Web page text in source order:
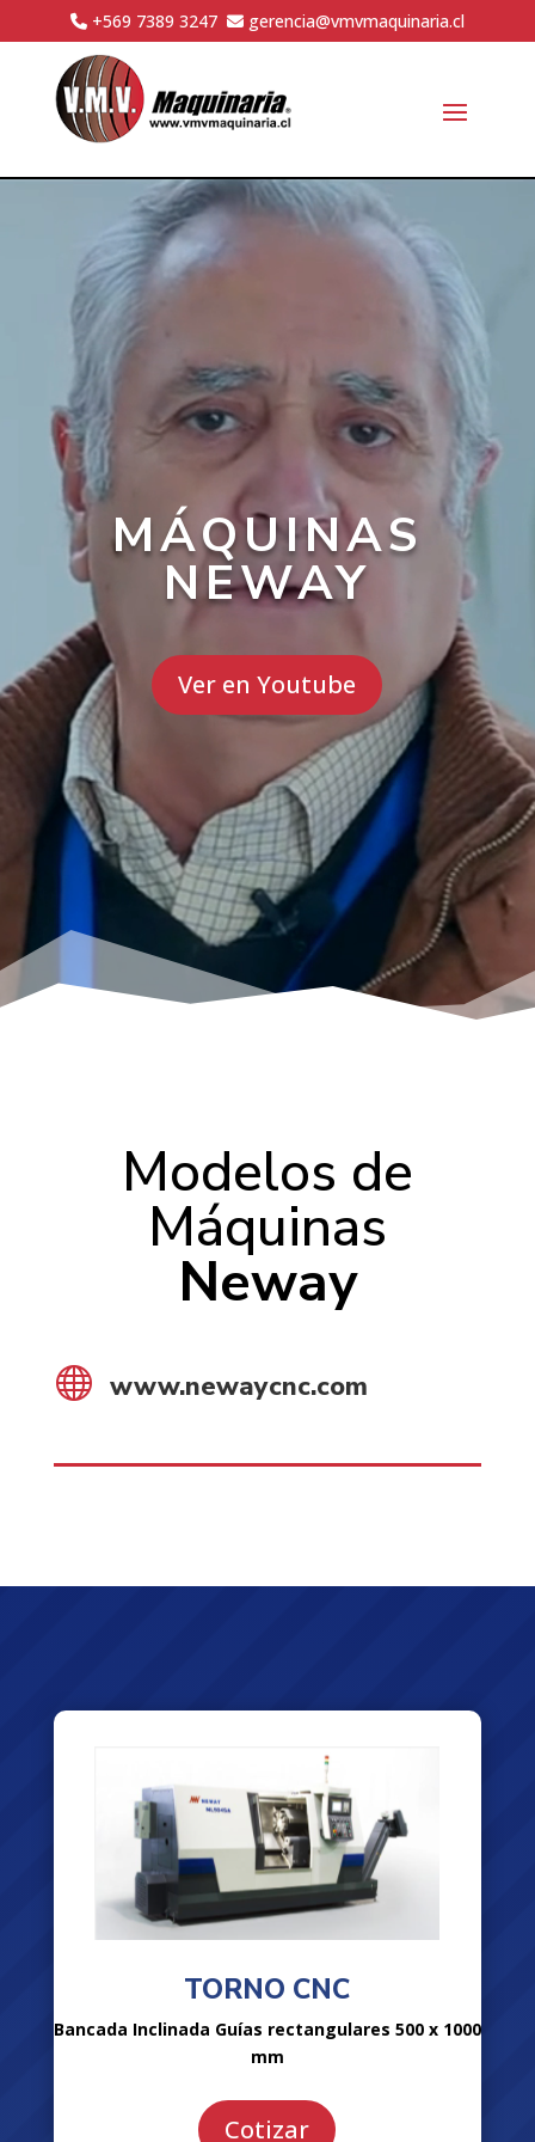
+569 7389 3247 gerencia@vmvmaquinaria.cl
MÁQUINAS
NEWAY
Ver en Youtube
Modelos de
Máquinas
Neway
 www.newaycnc.com
TORNO CNC
Bancada Inclinada Guías rectangulares 500 x 1000
mm
Cotizar